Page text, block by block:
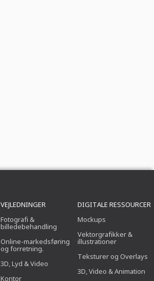
VEJLEDNINGER
Fotografi &
billedebehandling
Online-markedsføring
og forretning.
3D, Lyd & Video
Kontor
DIGITALE RESSOURCER
Mockups
Vektorgrafikker &
illustrationer
Teksturer og Overlays
3D, Video & Animation